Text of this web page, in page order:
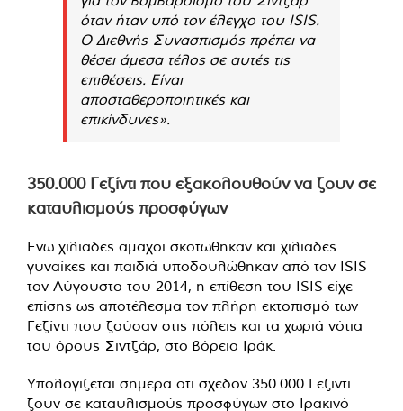
όταν ήταν υπό τον έλεγχο του ISIS.
Ο Διεθνής Συνασπισμός πρέπει να
θέσει άμεσα τέλος σε αυτές τις
επιθέσεις. Είναι
αποσταθεροποιητικές και
επικίνδυνες».
350.000 Γεζίντι που εξακολουθούν να ζουν σε
καταυλισμούς προσφύγων
Ενώ χιλιάδες άμαχοι σκοτώθηκαν και χιλιάδες
γυναίκες και παιδιά υποδουλώθηκαν από τον ISIS
τον Αύγουστο του 2014, η επίθεση του ISIS είχε
επίσης ως αποτέλεσμα τον πλήρη εκτοπισμό των
Γεζίντι που ζούσαν στις πόλεις και τα χωριά νότια
του όρους Σιντζάρ, στο βόρειο Ιράκ.
Υπολογίζεται σήμερα ότι σχεδόν 350.000 Γεζίντι
ζουν σε καταυλισμούς προσφύγων στο Ιρακινό